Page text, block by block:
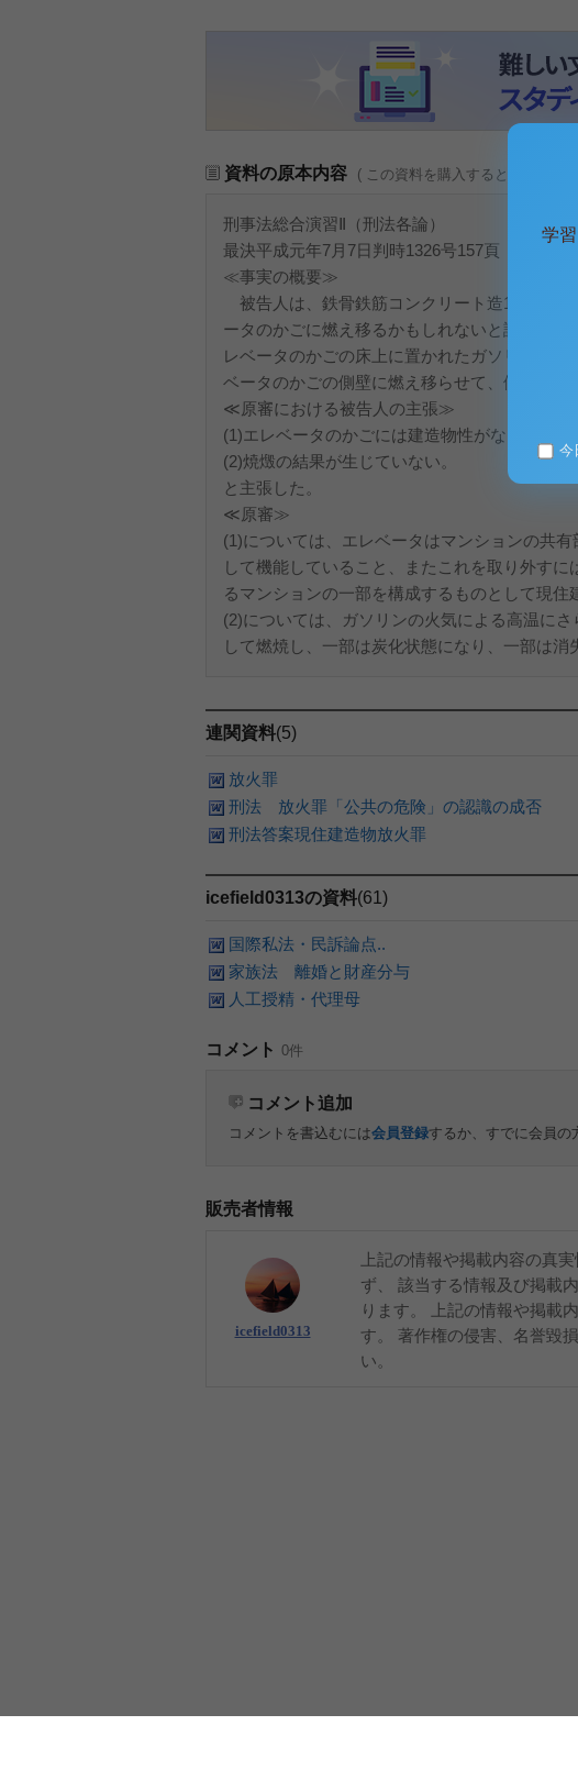
資料の原本内容 ( この資料を購入すると、テキス
刑事法総合演習Ⅱ（刑法各論）
最決平成元年7月7日判時1326号157頁
≪事実の概要≫
被告人は、鉄骨鉄筋コンクリート造12階建マ
ータのかごに燃え移るかもしれないと認識しな
レベータのかごの床上に置かれたガソリンのし
ベータのかごの側壁に燃え移らせて、側壁化粧
≪原審における被告人の主張≫
(1)エレベータのかごには建造物性がない、もし
(2)焼燬の結果が生じていない。
と主張した。
≪原審≫
(1)については、エレベータはマンションの共
して機能していること、またこれを取り外す
るマンションの一部を構成するものとして現住
(2)については、ガソリンの火気による高温に
して燃焼し、一部は炭化状態になり、一部は消
連関資料(5)
放火罪
刑法 放火罪「公共の危険」の認識の成否
刑法答案現住建造物放火罪
icefield0313の資料(61)
国際私法・民訴論点..
家族法 離婚と財産分与
人工授精・代理母
コメント 0件
コメント追加
コメントを書込むには会員登録するか、すでに会員の
販売者情報
icefield0313
上記の情報や掲載内容の真
ず、 該当する情報及び掲載
ります。 上記の情報や掲載
す。 著作権の侵害、名誉毀
い。
学
今